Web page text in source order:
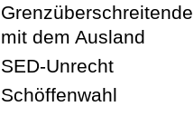
mit dem Ausland
SED-Unrecht
Schöffenwahl